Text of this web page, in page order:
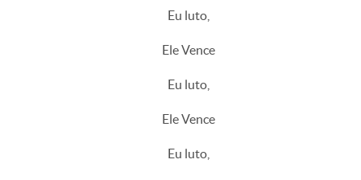
Eu luto,
Ele Vence
Eu luto,
Ele Vence
Eu luto,